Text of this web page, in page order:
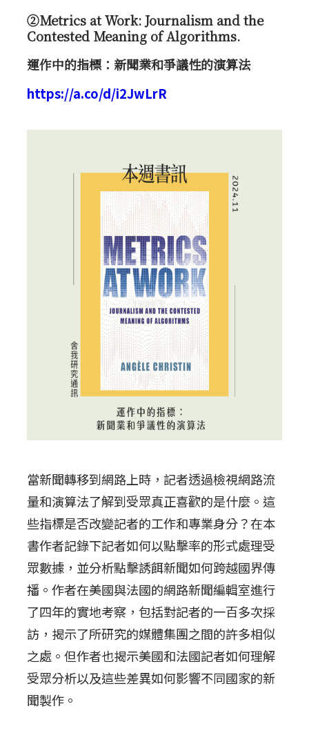
②Metrics at Work: Journalism and the
Contested Meaning of Algorithms.
運作中的指標：新聞業和爭議性的演算法
https://a.co/d/i2JwLrR
當新聞轉移到網路上時，記者透過檢視網路流
量和演算法了解到受眾真正喜歡的是什麼。這
些指標是否改變記者的工作和專業身分？在本
書作者記錄下記者如何以點擊率的形式處理受
眾數據，並分析點擊誘餌新聞如何跨越國界傳
播。作者在美國與法國的網路新聞編輯室進行
了四年的實地考察，包括對記者的一百多次採
訪，揭示了所研究的媒體集團之間的許多相似
之處。但作者也揭示美國和法國記者如何理解
受眾分析以及這些差異如何影響不同國家的新
聞製作。